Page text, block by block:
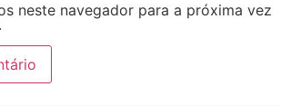
neste navegador para a próxima vez